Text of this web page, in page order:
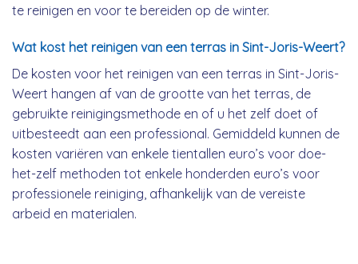
te reinigen en voor te bereiden op de winter.
Wat kost het reinigen van een terras in Sint-Joris-Weert?
De kosten voor het reinigen van een terras in Sint-Joris-
Weert hangen af van de grootte van het terras, de
gebruikte reinigingsmethode en of u het zelf doet of
uitbesteedt aan een professional. Gemiddeld kunnen de
kosten variëren van enkele tientallen euro’s voor doe-
het-zelf methoden tot enkele honderden euro’s voor
professionele reiniging, afhankelijk van de vereiste
arbeid en materialen.